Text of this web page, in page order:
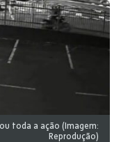
toda a ação (Imagem:
Reprodução)